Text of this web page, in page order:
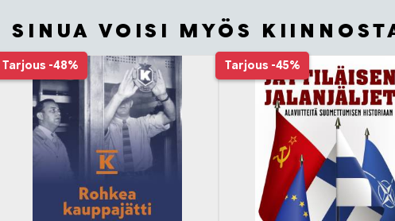
SINUA VOISI MYÖS
Tarjous -48% Tarjous -45%